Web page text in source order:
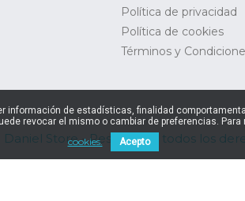
Política de privacidad
Política de cookies
Términos y
Daniel Store - Reservados todos los
información de estadísticas, finalidad
revocar el mismo o cambiar de preferencias.
cookies.
Acepto